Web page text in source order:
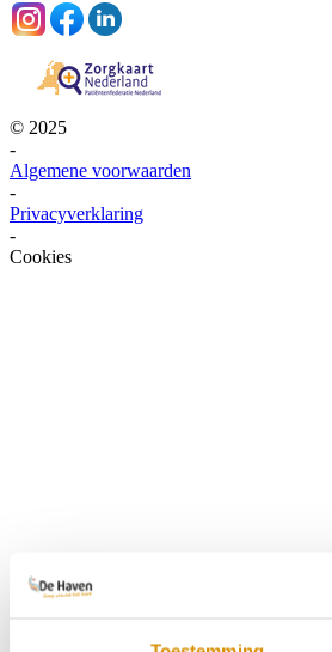
© 2025
-
Algemene voorwaarden
-
Privacyverklaring
-
Cookies